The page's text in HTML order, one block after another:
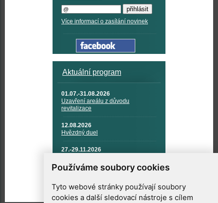
Používáme soubory cookies
Tyto webové stránky používají soubory
cookies a další sledovací nástroje s cílem
Více informací o zasílání novinek
Aktuální program
01.07.-31.08.2026
Uzavření areálu z důvodu
revitalizace
12.08.2026
Hvězdný duel
27.-29.11.2026
TECHNIKA A KOSMICKÉ
TECHNOLOGIE